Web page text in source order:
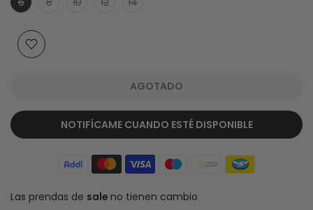
AGOTADO
NOTIFÍCAME CUANDO ESTÉ DISPONIBLE
Las prendas de sale no tienen cambio